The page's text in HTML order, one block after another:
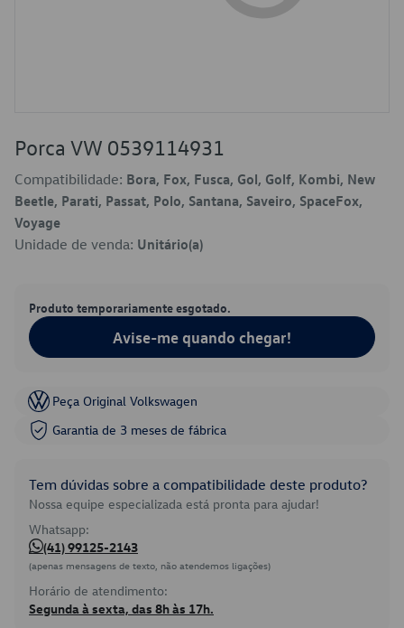
Porca VW 0539114931
Compatibilidade: Bora, Fox, Fusca, Gol, Golf, Kombi, New
Beetle, Parati, Passat, Polo, Santana, Saveiro, SpaceFox,
Voyage
Unidade de venda: Unitário(a)
Produto temporariamente esgotado.
Avise-me quando chegar!
Peça Original Volkswagen
Garantia de 3 meses de fábrica
Tem dúvidas sobre a compatibilidade deste produto?
Nossa equipe especializada está pronta para ajudar!
Whatsapp:
(41) 99125-2143
(apenas mensagens de texto, não atendemos ligações)
Horário de atendimento:
Segunda à sexta, das 8h às 17h.